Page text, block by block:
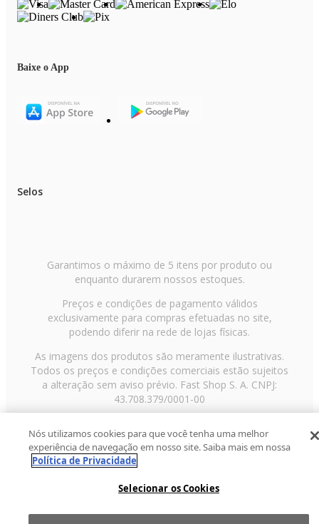
Baixe o App
Selos
Garantimos o máximo de 5 itens por produto ou
enquanto durarem nossos estoques.
Preços e condições de pagamento válidos
exclusivamente para compras efetuadas no site,
podendo diferir na rede de lojas físicas.
As imagens dos produtos são meramente ilustrativas.
Todos os preços e condições comerciais estão sujeitos
a alteração sem aviso prévio. Fast Shop S. A. CNPJ:
43.708.379/0001-00
Paulo/SP, CEP 02029-001, Telefone: 11 3003-3728 ©
2013 Fast Shop - Todos os direitos reservadosRF
Nós utilizamos cookies para que você tenha uma melhor
experiência de navegação em nosso site. Saiba mais em nossa
Política de Privacidade
Selecionar os Cookies